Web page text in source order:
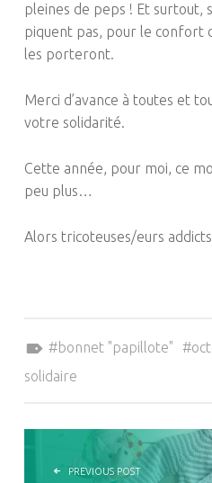
pleines de peps ! Et surtout,
piquent pas, pour le confort
les porteront.
Merci d’avance à toutes et
votre solidarité.
Cette année, pour moi, ce
peu plus…
Alors tricoteuses/eurs
bonnet "papillote"
solidaire
NAVIGATION DE L’ARTICLE
PREVIOUS POST